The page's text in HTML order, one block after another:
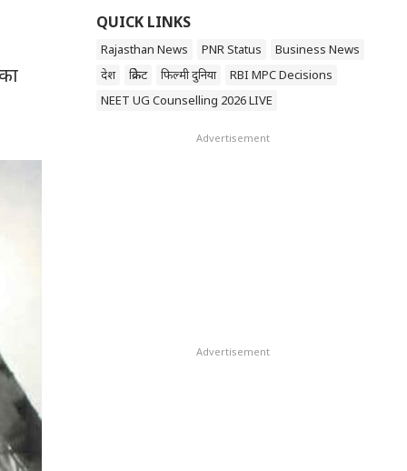
QUICK LINKS
Rajasthan News PNR Status
Business News
देश
क्रिकेट फिल्मी दुनिया
RBI MPC Decisions
NEET UG Counselling 2026 LIVE
Advertisement
Advertisement